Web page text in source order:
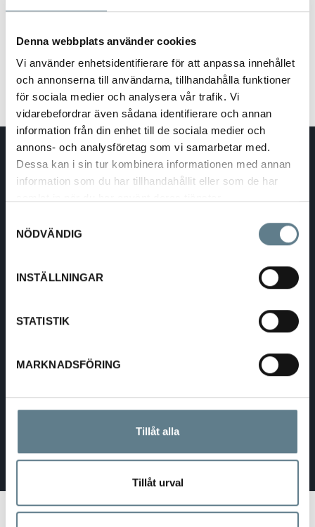
Denna webbplats använder cookies
Vi använder enhetsidentifierare för att anpassa innehållet
och annonserna till användarna, tillhandahålla funktioner
för sociala medier och analysera vår trafik. Vi
vidarebefordrar även sådana identifierare och annan
information från din enhet till de sociala medier och
annons- och analysföretag som vi samarbetar med.
Dessa kan i sin tur kombinera informationen med annan
information som du har tillhandahållit eller som de har
NÖDVÄNDIG
INSTÄLLNINGAR
STATISTIK
MARKNADSFÖRING
Tillåt alla
Tillåt urval
…
E-post:
info@dalolinden.se
Telefon: 0370-69 55 30
SVERIGE